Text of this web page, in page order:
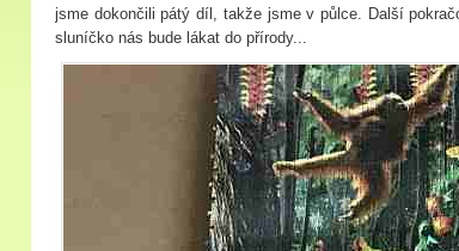
jsme dokončili pátý díl, takže jsme v půlce. Další
sluníčko nás bude lákat do přírody...